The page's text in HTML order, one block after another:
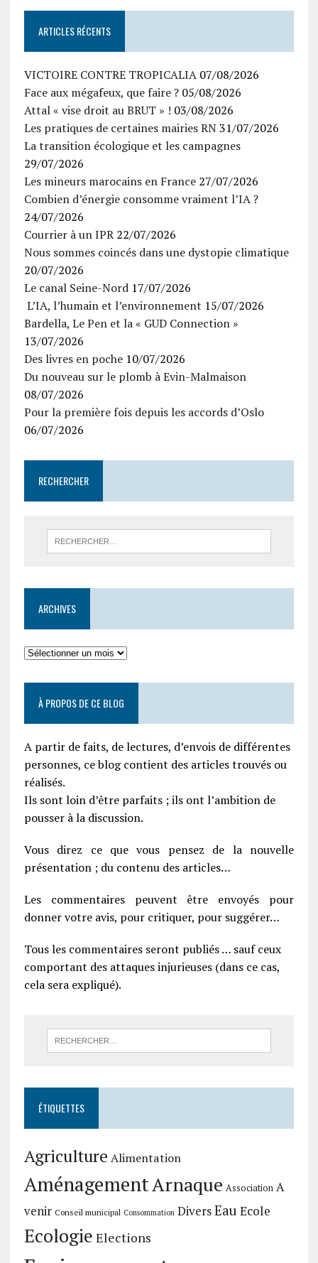
ARTICLES RÉCENTS
VICTOIRE CONTRE TROPICALIA 07/08/2026
Face aux mégafeux, que faire ? 05/08/2026
Attal « vise droit au BRUT » ! 03/08/2026
Les pratiques de certaines mairies RN 31/07/2026
La transition écologique et les campagnes
29/07/2026
Les mineurs marocains en France 27/07/2026
Combien d’énergie consomme vraiment l’IA ?
24/07/2026
Courrier à un IPR 22/07/2026
Nous sommes coincés dans une dystopie climatique
20/07/2026
Le canal Seine-Nord 17/07/2026
L’IA, l’humain et l’environnement 15/07/2026
Bardella, Le Pen et la « GUD Connection »
13/07/2026
Des livres en poche 10/07/2026
Du nouveau sur le plomb à Evin-Malmaison
08/07/2026
Pour la première fois depuis les accords d’Oslo
06/07/2026
RECHERCHER
ARCHIVES
À PROPOS DE CE BLOG
A partir de faits, de lectures, d’envois de différentes
personnes, ce blog contient des articles trouvés ou
réalisés.
Ils sont loin d’être parfaits ; ils ont l’ambition de
pousser à la discussion.
Vous direz ce que vous pensez de la nouvelle
présentation ; du contenu des articles…
Les commentaires peuvent être envoyés pour
donner votre avis, pour critiquer, pour suggérer…
Tous les commentaires seront publiés … sauf ceux
comportant des attaques injurieuses (dans ce cas,
cela sera expliqué).
ÉTIQUETTES
Agriculture Alimentation
AménagementArnaque Association A
venir Conseil municipal Consommation DiversEau Ecole
Ecologie Elections